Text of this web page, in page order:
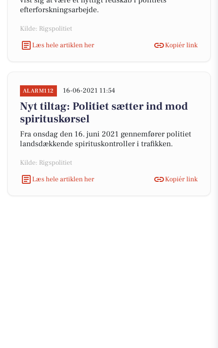
efterforskningsarbejde.
Kilde: Rigspolitiet
Læs hele artiklen her
Kopiér link
ALARM112 16-06-2021 11:54
Nyt tiltag: Politiet sætter ind mod
spirituskørsel
Fra onsdag den 16. juni 2021 gennemfører politiet
landsdækkende spirituskontroller i trafikken.
Kilde: Rigspolitiet
Læs hele artiklen her
Kopiér link